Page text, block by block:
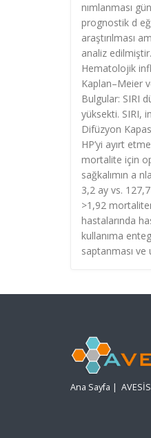
nımlanması
prognostik d
araştırılması
analiz
Hematolojik
Kaplan–Meier
Bulgular: SIRI
yüksekti. SIRI,
Difüzyon
HP’yi ayırt
mortalite için
sağkalımın a
3,2 ay vs.
>1,92
hastalarında
kullanıma
saptanması
Ana Sayfa |